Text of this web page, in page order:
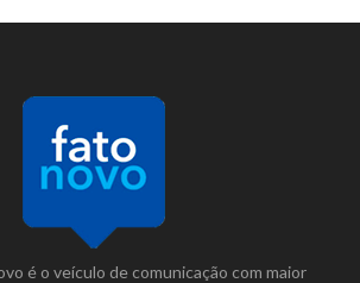
é o veículo de comunicação com maior